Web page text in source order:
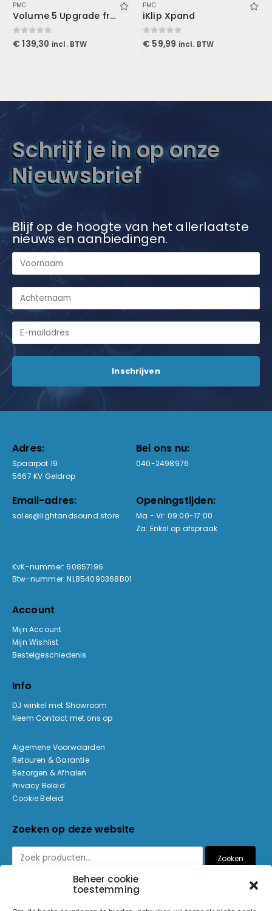
Beheer cookie
toestemming
PMC
Volume 5 Upgrade from Volume 3 (Download)
0out of 5
€ 139,30 incl. BTW
PMC
iKlip Xpand
0out of 5
€ 59,99 incl. BTW
Schrijf je in op onze
Nieuwsbrief
Blijf op de hoogte van het allerlaatste
nieuws en aanbiedingen.
Adres:
Spaarpot 19
5667 KV Geldrop
Bel ons nu:
040-2498976
Email-adres:
sales@lightandsound.store
Openingstijden:
Ma - Vr: 09:00-17:00
Za: Enkel op afspraak
KvK-nummer: 60857196
Btw-nummer: NL854090368B01
Account
Mijn Account
Mijn Wishlist
Bestelgeschiedenis
Info
DJ winkel met Showroom
Neem Contact met ons op
Algemene Voorwaarden
Retouren & Garantie
Bezorgen & Afhalen
Privacy Beleid
Cookie Beleid
Zoeken op deze website
Zoeken